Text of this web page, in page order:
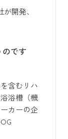
開発、
のです
含むリハ
浴槽（機
カーの企